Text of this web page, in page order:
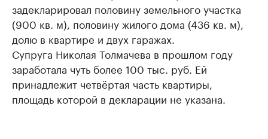
задекларировал половину земельного участка
(900 кв. м), половину жилого дома (436 кв. м),
долю в квартире и двух гаражах.
Супруга Николая Толмачева в прошлом году
заработала чуть более 100 тыс. руб. Ей
принадлежит четвёртая часть квартиры,
площадь которой в декларации не указана.